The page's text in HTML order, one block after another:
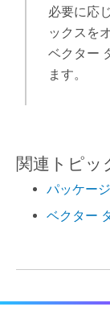
必要に応じ
ックスを
ベクター
ます。
関連トピッ
パッケー
ベクター